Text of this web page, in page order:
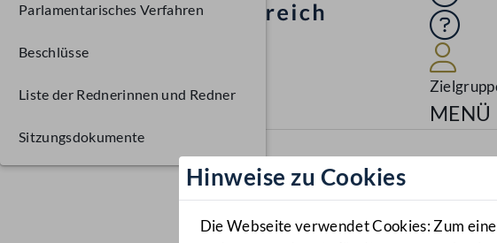
Hilfe
MENÜ
Hinweise zu Cookies
Die Webseite verwendet Cookies: Zum
Parlamentarisches Verfahren
Beschlüsse
Liste der Rednerinnen und Redner
Sitzungsdokumente